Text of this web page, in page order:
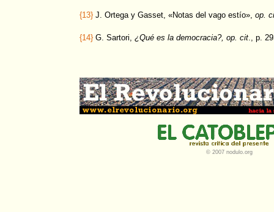
{13} J. Ortega y Gasset, «Notas del vago estío», op.
{14} G. Sartori, ¿Qué es la democracia?, op. cit ., p.
© 2007 nodulo.org